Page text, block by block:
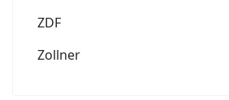
ZDF
Zollner